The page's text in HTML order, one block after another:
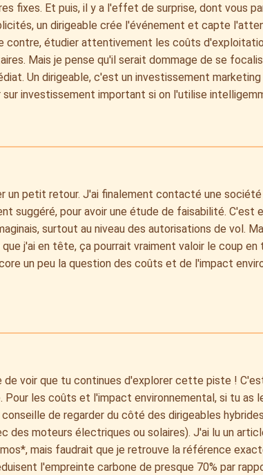
fixes. Et puis, il y a l'effet de surprise, dont vous
un dirigeable crée l'événement et capte
contre, étudier attentivement les coûts
Mais je pense qu'il serait dommage de se
Un dirigeable, c'est un investissement
investissement important si on l'utilise
un petit retour. J'ai finalement contacté une
suggéré, pour avoir une étude de faisabilité.
surtout au niveau des autorisations de vol.
j'ai en tête, ça pourrait vraiment valoir le coup en
un peu la question des coûts et de l'impact
voir que tu continues d'explorer cette piste !
Pour les coûts et l'impact environnemental, si tu as
de regarder du côté des dirigeables
des moteurs électriques ou solaires). J'ai lu un
mais faudrait que je retrouve la référence
l'empreinte carbone de presque 70% par